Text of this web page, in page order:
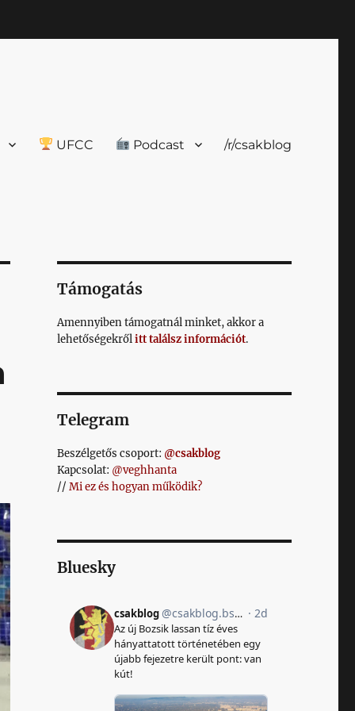
UFCC Podcast /r/csakblog
Támogatás
Amennyiben támogatnál minket, akkor a
lehetőségekrőlitt találsz információt.
Telegram
Beszélgetős csoport: @csakblog
Kapcsolat: @veghhanta
// Mi ez és hogyan működik?
Bluesky